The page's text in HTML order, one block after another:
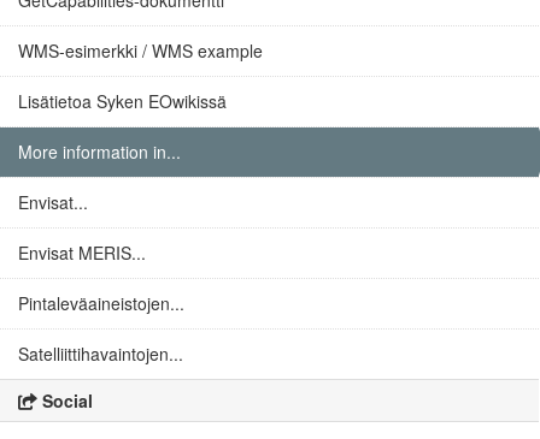
WMS-esimerkki / WMS example
Lisätietoa Syken EOwikissä
More information in...
Envisat...
Envisat MERIS...
Pintaleväaineistojen...
Satelliittihavaintojen...
Social